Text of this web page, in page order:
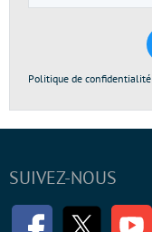
Politique de confidentialité
SUIVEZ-NOUS
FacebookTwitter